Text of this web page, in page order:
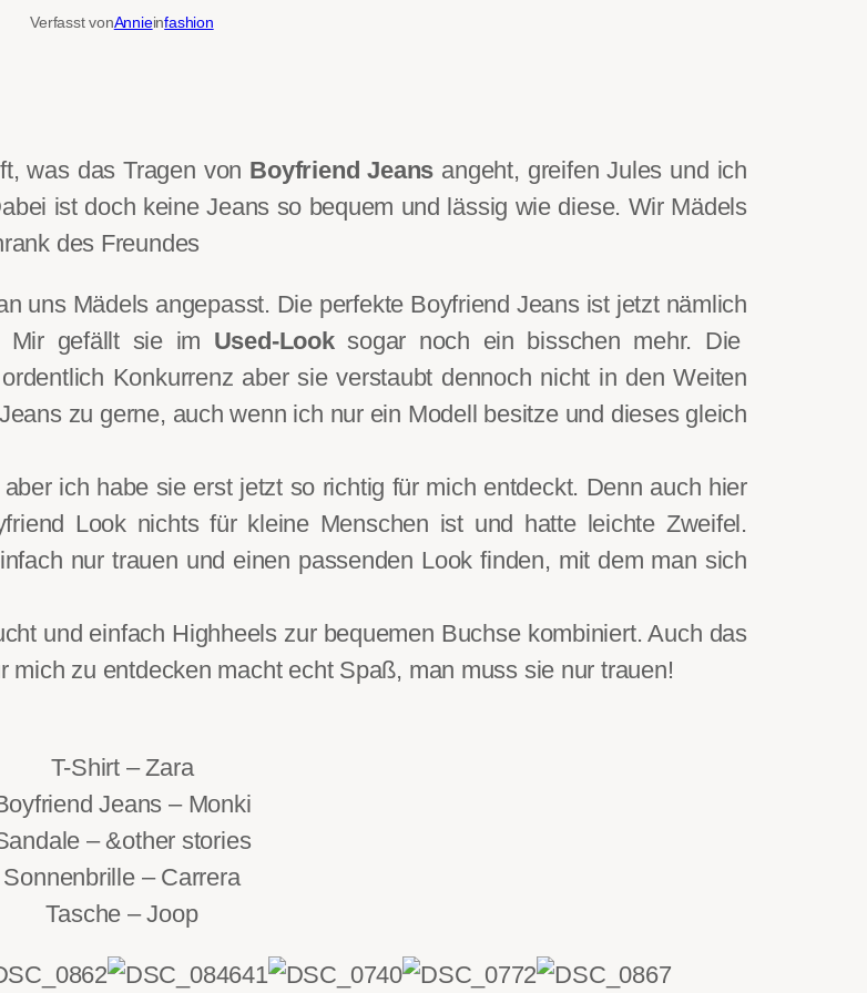
Verfasst vonAnnieinfashion
was das Tragen von Boyfriend Jeans angeht, greifen Jules und ich
ist doch keine Jeans so bequem und lässig wie diese. Wir Mädels
des Freundes
uns Mädels angepasst. Die perfekte Boyfriend Jeans ist jetzt nämlich
Mir gefällt sie im Used-Looksogar noch ein bisschen mehr. Die
Konkurrenz aber sie verstaubt dennoch nicht in den Weiten
zu gerne, auch wenn ich nur ein Modell besitze und dieses gleich
ich habe sie erst jetzt so richtig für mich entdeckt. Denn auch hier
Look nichts für kleine Menschen ist und hatte leichte Zweifel.
nur trauen und einen passenden Look finden, mit dem man sich
und einfach Highheels zur bequemen Buchse kombiniert. Auch das
zu entdecken macht echt Spaß, man muss sie nur trauen!
T-Shirt – Zara
Jeans – Monki
– &other stories
Sonnenbrille – Carrera
Tasche – Joop